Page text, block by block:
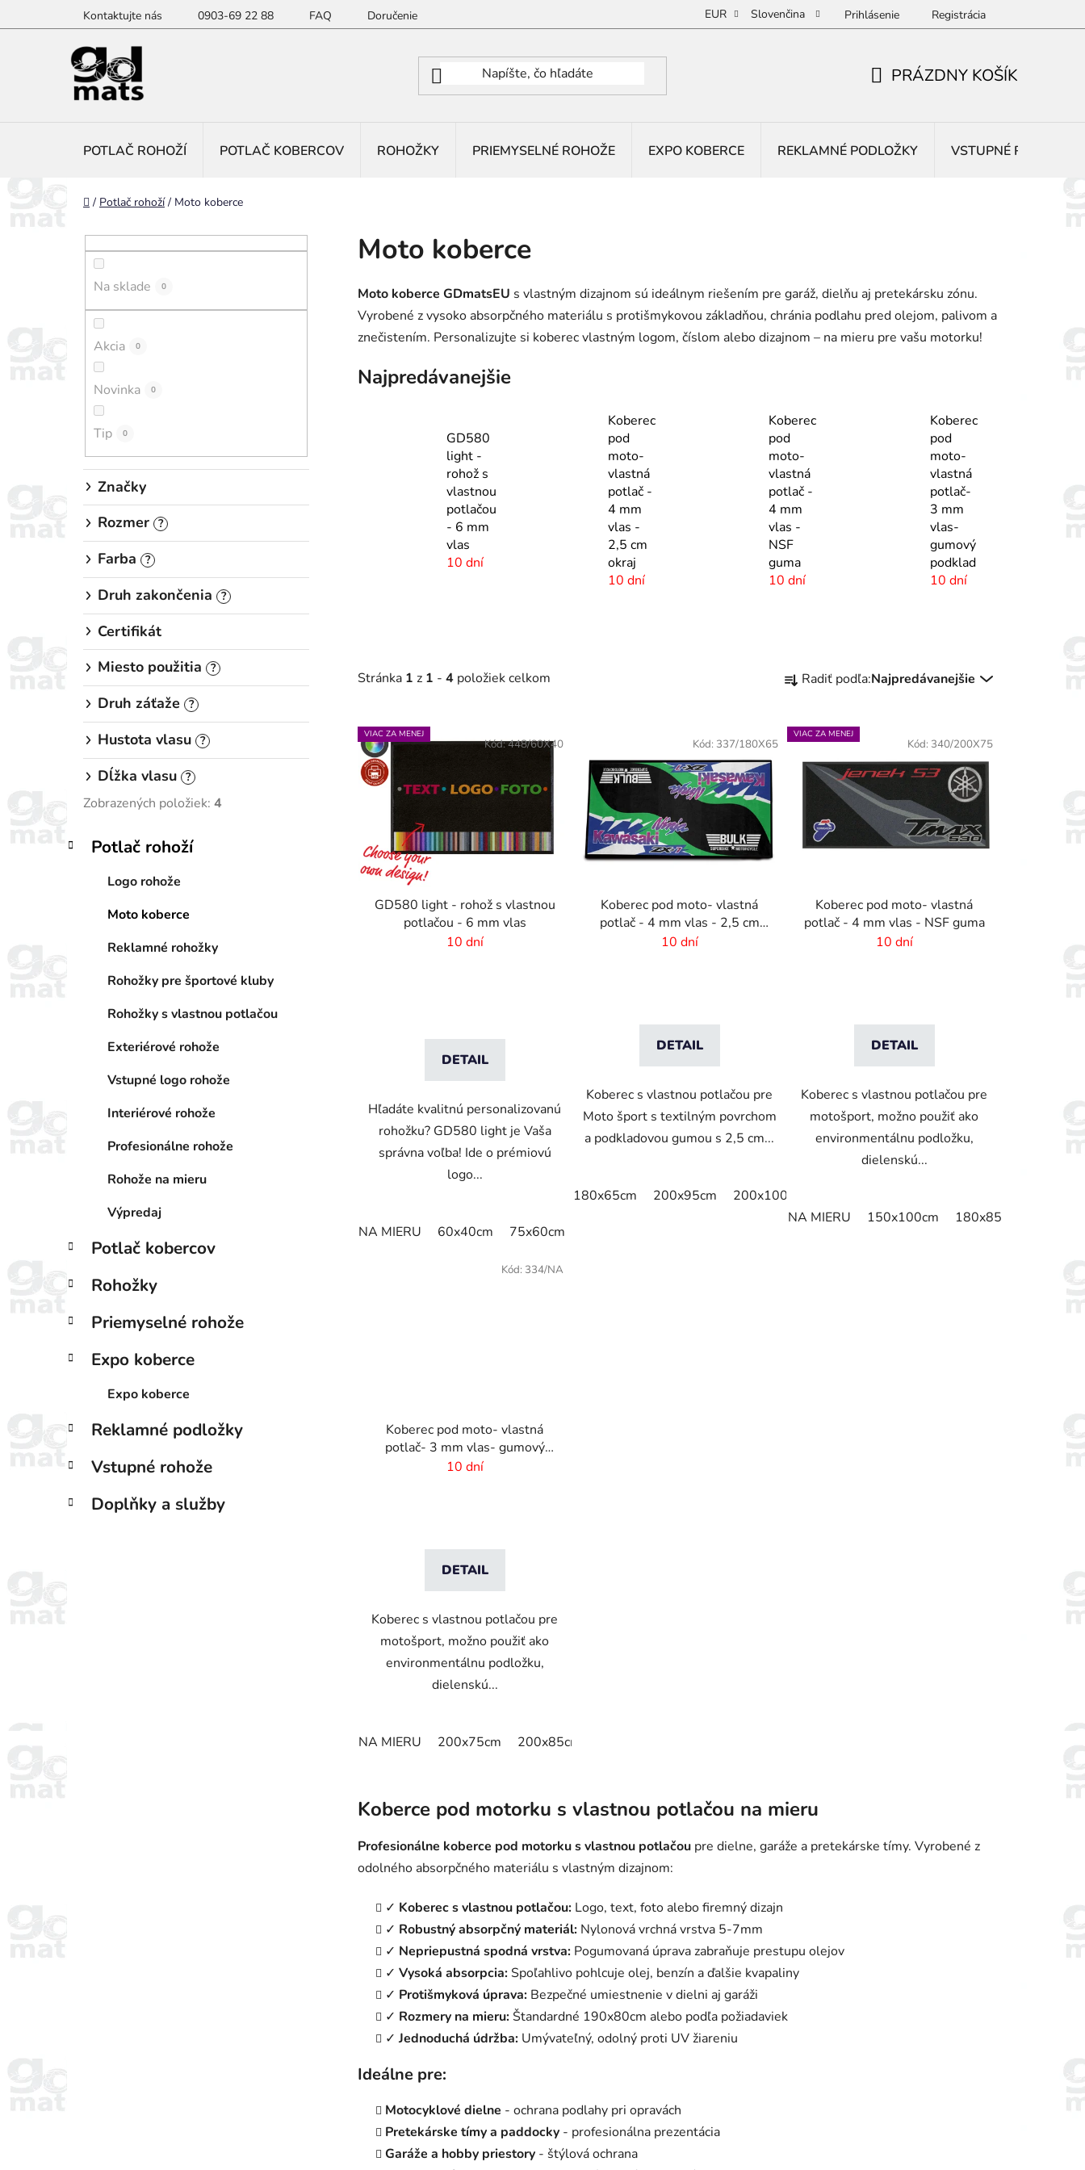
na
Kontaktujte nás 0903-69 22 88 FAQ Doručenie EUR Slovenčina Prihlásenie Registrácia
PRÁZDNY KOŠÍK
POTLAČ ROHOŽÍ POTLAČ KOBERCOV ROHOŽKY PRIEMYSELNÉ ROHOŽE EXPO KOBERCE REKLAMNÉ PODLOŽKY VSTUPNÉ ROHOŽE
Domov
/ Potlač rohoží / Moto koberce
Na sklade 0
Akcia 0
Novinka 0
Tip 0
Značky
Rozmer ?
Farba ?
Druh zakončenia ?
Certifikát
Miesto použitia
?
Druh záťaže ?
Hustota vlasu ?
Dĺžka vlasu ?
Zobrazených položiek: 4
Preskočiť
kategórie
K
a
Potlač rohoží
Logo rohože
Moto koberce
Reklamné rohožky
Rohožky pre športové kluby
Rohožky s vlastnou potlačou
Exteriérové rohože
Vstupné logo rohože
Interiérové rohože
Profesionálne rohože
Rohože na mieru
Výpredaj
Potlač kobercov
Rohožky
Priemyselné rohože
Expo koberce
Expo koberce
Reklamné podložky
Vstupné rohože
Doplňky a služby
Moto koberce
Moto koberce GDmatsEU s vlastným dizajnom sú ideálnym riešením pre garáž, dielňu aj pretekársku zónu.
Vyrobené z vysoko absorpčného materiálu s protišmykovou základňou, chránia podlahu pred olejom, palivom a
znečistením. Personalizujte si koberec vlastným logom, číslom alebo dizajnom – na mieru pre vašu motorku!
Najpredávanejšie
GD580
light -
rohož s
vlastnou
potlačou
- 6 mm
vlas
10 dní
Koberec
pod
moto-
vlastná
potlač -
4 mm
vlas -
2,5 cm
okraj
10 dní
Koberec
pod
moto-
vlastná
potlač -
4 mm
vlas -
NSF
guma
10 dní
Koberec
pod
moto-
vlastná
potlač-
3 mm
vlas-
gumový
podklad
10 dní
Stránka 1 z 1 - 4 položiek celkom
a
e
n
Radiť podľa:Najpredávanejšie
V
ý
p
r
o
VIAC ZA MENEJ
GD580 light - rohož s vlastnou
potlačou - 6 mm vlas
10 dní
DETAIL
Hľadáte kvalitnú personalizovanú
rohožku? GD580 light je Vaša
správna voľba! Ide o prémiovú
logo...
NA MIERU 60x40cm 75x60cm
Kód:448/60X40
Koberec pod moto- vlastná
potlač - 4 mm vlas - 2,5 cm
okraj
10 dní
DETAIL
Koberec s vlastnou potlačou pre
Moto šport s textilným povrchom
a podkladovou gumou s 2,5 cm...
180x65cm 200x95cm 200x100cm
Kód: 337/180X65
VIAC ZA MENEJ
Koberec pod moto- vlastná
potlač - 4 mm vlas - NSF guma
10 dní
DETAIL
Koberec s vlastnou potlačou pre
motošport, možno použiť ako
environmentálnu podložku,
dielenskú...
NA MIERU 150x100cm 180x85cm
Kód: 340/200X75
Koberec pod moto- vlastná
potlač- 3 mm vlas- gumový
podklad
10 dní
DETAIL
Koberec s vlastnou potlačou pre
motošport, možno použiť ako
environmentálnu podložku,
dielenskú...
NA MIERU 200x75cm 200x85cm
Kód: 334/NA
v
l
d
i
e
p
r
v
k
y
v
ý
u
Koberce pod motorku s vlastnou potlačou na mieru
Profesionálne koberce pod motorku s vlastnou potlačou pre dielne, garáže a pretekárske tímy. Vyrobené z
odolného absorpčného materiálu s vlastným dizajnom:
✓ Koberec s vlastnou potlačou: Logo, text, foto alebo firemný dizajn
✓ Robustný absorpčný materiál: Nylonová vrchná vrstva 5-7mm
✓ Nepriepustná spodná vrstva: Pogumovaná úprava zabraňuje prestupu olejov
✓ Vysoká absorpcia:Spoľahlivo pohlcuje olej, benzín a ďalšie kvapaliny
✓ Protišmyková úprava: Bezpečné umiestnenie v dielni aj garáži
✓ Rozmery na mieru:Štandardné 190x80cm alebo podľa požiadaviek
✓ Jednoduchá údržba: Umývateľný, odolný proti UV žiareniu
Ideálne pre:
Motocyklové dielne - ochrana podlahy pri opravách
Pretekárske tímy a paddocky - profesionálna prezentácia
Garáže a hobby priestory - štýlová ochrana